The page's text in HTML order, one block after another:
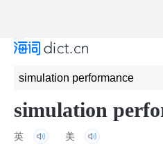
simulation
英 美